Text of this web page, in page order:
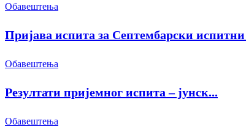
Обавештења
Пријава испита за Септембарски испитни
Обавештења
Резултати пријемног испита – јунск...
Обавештења